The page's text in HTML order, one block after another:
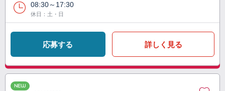
08:30～17:30
休日：土・日
応募する 詳しく見る
NEW